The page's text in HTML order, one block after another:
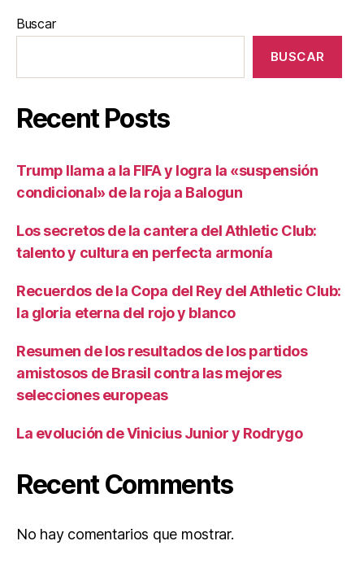
Buscar
BUSCAR
Recent Posts
Trump llama a la FIFA y logra la «suspensión
condicional» de la roja a Balogun
Los secretos de la cantera del Athletic Club:
talento y cultura en perfecta armonía
Recuerdos de la Copa del Rey del Athletic Club:
la gloria eterna del rojo y blanco
Resumen de los resultados de los partidos
amistosos de Brasil contra las mejores
selecciones europeas
La evolución de Vinicius Junior y Rodrygo
Recent Comments
No hay comentarios que mostrar.